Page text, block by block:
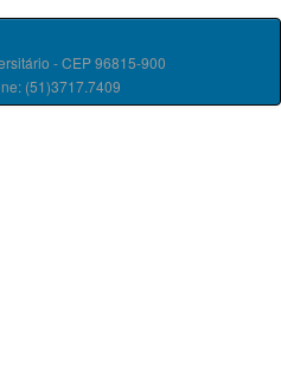
- CEP 96815-900
(51)3717.7409